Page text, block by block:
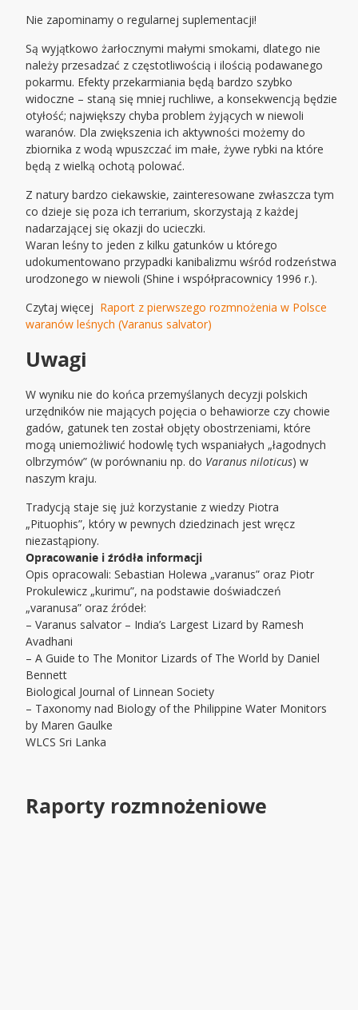
Nie zapominamy o regularnej suplementacji!
Są wyjątkowo żarłocznymi małymi smokami, dlatego nie
należy przesadzać z częstotliwością i ilością podawanego
pokarmu. Efekty przekarmiania będą bardzo szybko
widoczne – staną się mniej ruchliwe, a konsekwencją będzie
otyłość; największy chyba problem żyjących w niewoli
waranów. Dla zwiększenia ich aktywności możemy do
zbiornika z wodą wpuszczać im małe, żywe rybki na które
będą z wielką ochotą polować.
Z natury bardzo ciekawskie, zainteresowane zwłaszcza tym
co dzieje się poza ich terrarium, skorzystają z każdej
nadarzającej się okazji do ucieczki.
Waran leśny to jeden z kilku gatunków u którego
udokumentowano przypadki kanibalizmu wśród rodzeństwa
urodzonego w niewoli (Shine i współpracownicy 1996 r.).
Czytaj więcej Raport z pierwszego rozmnożenia w Polsce
waranów leśnych (Varanus salvator)
Uwagi
W wyniku nie do końca przemyślanych decyzji polskich
urzędników nie mających pojęcia o behawiorze czy chowie
gadów, gatunek ten został objęty obostrzeniami, które
mogą uniemożliwić hodowlę tych wspaniałych „łagodnych
olbrzymów” (w porównaniu np. do Varanus niloticus) w
naszym kraju.
Tradycją staje się już korzystanie z wiedzy Piotra
„Pituophis”, który w pewnych dziedzinach jest wręcz
niezastąpiony.
Opracowanie i źródła informacji
Opis opracowali: Sebastian Holewa „varanus” oraz Piotr
Prokulewicz „kurimu”, na podstawie doświadczeń
„varanusa” oraz źródeł:
– Varanus salvator – India’s Largest Lizard by Ramesh
Avadhani
– A Guide to The Monitor Lizards of The World by Daniel
Bennett
Biological Journal of Linnean Society
– Taxonomy nad Biology of the Philippine Water Monitors
by Maren Gaulke
WLCS Sri Lanka
Raporty rozmnożeniowe